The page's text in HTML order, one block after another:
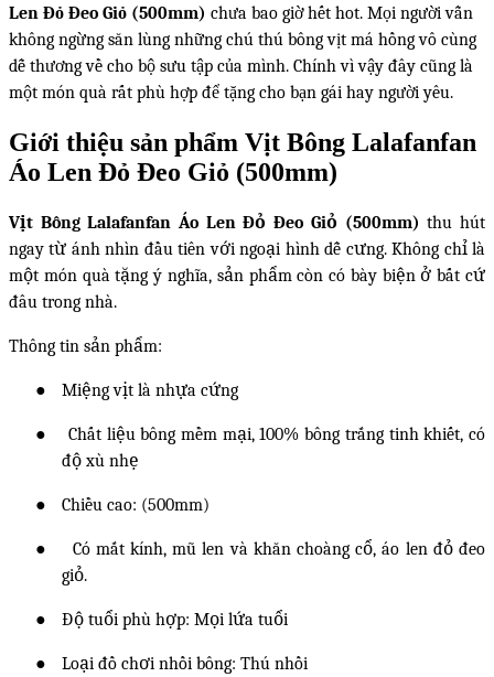
Len Đỏ Đeo Giỏ (500mm) chưa bao giờ hết hot. Mọi người vẫn
không ngừng săn lùng những chú thú bông vịt má hồng vô cùng
dễ thương về cho bộ sưu tập của mình. Chính vì vậy đây cũng là
một món quà rất phù hợp để tặng cho bạn gái hay người yêu.
Giới thiệu sản phẩm Vịt Bông Lalafanfan
Áo Len Đỏ Đeo Giỏ (500mm)
Vịt Bông Lalafanfan Áo Len Đỏ Đeo Giỏ (500mm) thu hút
ngay từ ánh nhìn đầu tiên với ngoại hình dễ cưng. Không chỉ là
một món quà tặng ý nghĩa, sản phẩm còn có bày biện ở bất cứ
đâu trong nhà.
Thông tin sản phẩm:
● Miệng vịt là nhựa cứng
●
Chất liệu bông mềm mại, 100% bông trắng tinh khiết, có
độ xù nhẹ
● Chiều cao: (500mm)
●
Có mắt kính, mũ len và khăn choàng cổ, áo len đỏ đeo
giỏ.
● Độ tuổi phù hợp: Mọi lứa tuổi
● Loại đồ chơi nhồi bông: Thú nhồi